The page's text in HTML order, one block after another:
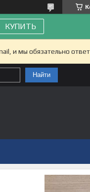
КУПИТЬ
и мы обязательно
Найти